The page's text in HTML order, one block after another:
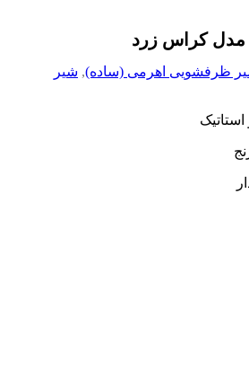
کراس زرد
ظرفشویی اهرمی (ساده), شیر